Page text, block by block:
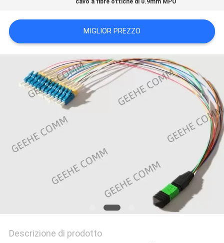
SITO
POLICY
cavo a fibre ottiche di 0.9mm MPO
MIGLIOR PREZZO
Descrizione di prodotto